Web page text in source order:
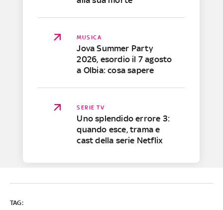
MUSICA
Jova Summer Party
2026, esordio il 7 agosto
a Olbia: cosa sapere
SERIE TV
Uno splendido errore 3:
quando esce, trama e
cast della serie Netflix
TAG: